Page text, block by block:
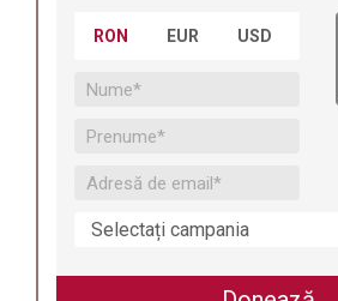
RON EUR USD